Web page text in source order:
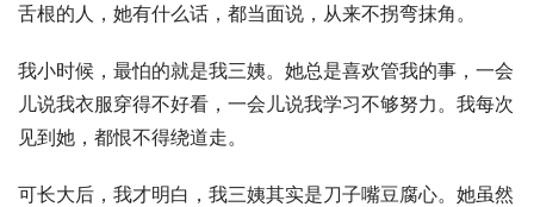
舌根的人，她有什么话，都当面说，从来不拐弯抹角。
我小时候，最怕的就是我三姨。她总是喜欢管我的事，一会
儿说我衣服穿得不好看，一会儿说我学习不够努力。我每次
见到她，都恨不得绕道走。
可长大后，我才明白，我三姨其实是刀子嘴豆腐心。她虽然